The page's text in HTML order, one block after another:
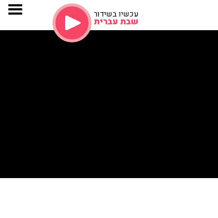
עכשיו בשידור
שבת עברית